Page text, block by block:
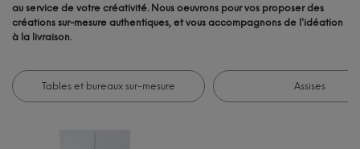
au service de votre créativité. Nous oeuvrons pour vos proposer des
créations sur-mesure authentiques, et vous accompagnons de l'idéation
à la livraison.
Tables et bureaux sur-mesure Assises